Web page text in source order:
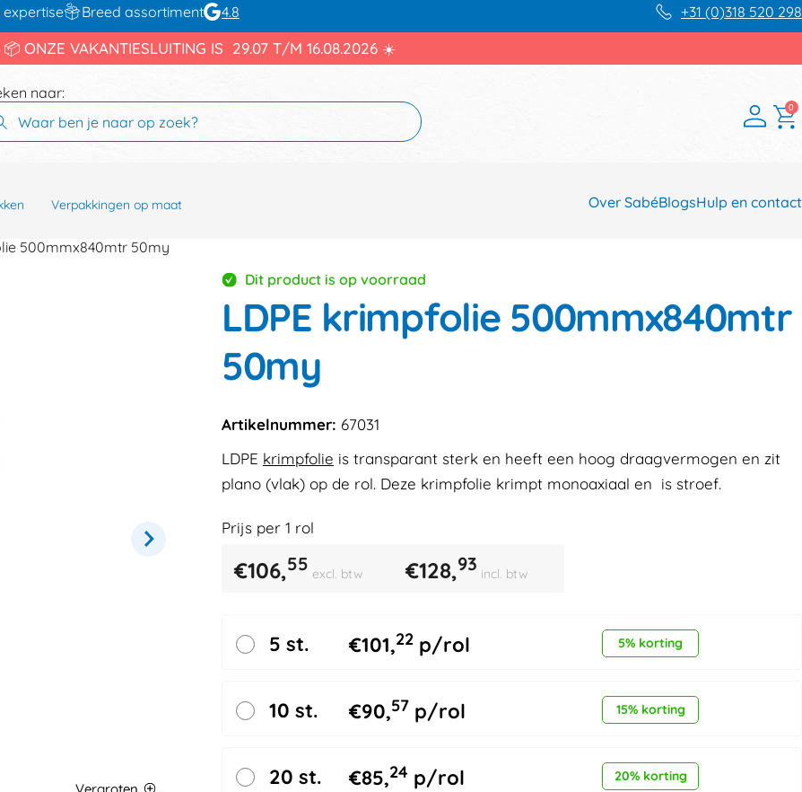
Breed assortiment 4.8 +31 (0)318 520 298
📦 ONZE VAKANTIESLUITING IS 29.07 T/M 16.08.2026 ☀️
naar:
0
Over SabéBlogsHulp en contact
Verpakkingen op maat
500mmx840mtr 50my
Dit product is op voorraad
LDPE krimpfolie 500mmx840mtr
50my
Artikelnummer: 67031
LDPE krimpfolie is transparant sterk en heeft een hoog draagvermogen en zit
plano (vlak) op de rol. Deze krimpfolie krimpt monoaxiaal en is stroef.
Prijs per 1 rol
€106,55 excl. btw €128,93 incl. btw
5 st. €101,22 p/rol 5% korting
10 st. €90,57 p/rol 15% korting
20 st. €85,24 p/rol 20% korting